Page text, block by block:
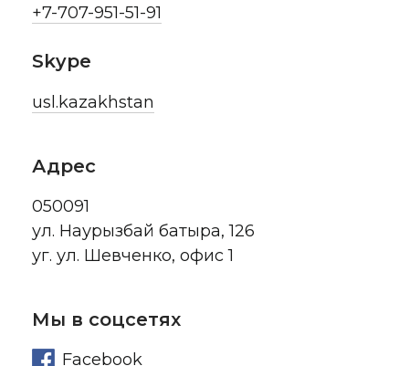
Мы в соцсетях
Facebook
Адрес
050091
ул. Наурызбай батыра, 126
уг. ул. Шевченко, офис 1
+7-707-951-51-91
Skype
usl.kazakhstan